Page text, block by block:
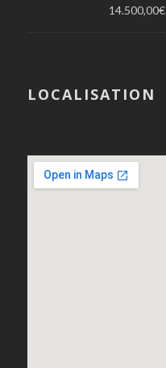
14.500,00€
LOCALISATION